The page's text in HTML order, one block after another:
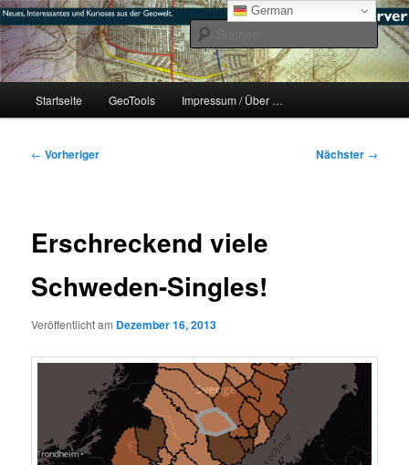
Zum
primären
Inhalt
springen#geoObserver
mikeE's GeoBlog
Startseite GeoTools Impressum / Über …
Beitragsnavigation
← Vorheriger Nächster →
Erschreckend viele
Schweden-Singles!
Veröffentlicht am Dezember 16, 2013
German